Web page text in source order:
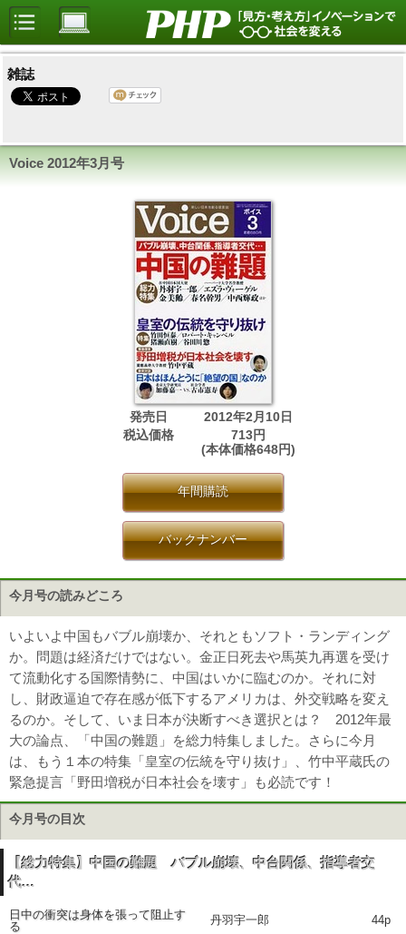
雑誌
Voice 2012年3月号
発売日
2012年2月10日
税込価格
713円
(本体価格648円)
年間購読
バックナンバー
今月号の読みどころ
いよいよ中国もバブル崩壊か、それともソフト・ランディング
か。問題は経済だけではない。金正日死去や馬英九再選を受け
て流動化する国際情勢に、中国はいかに臨むのか。それに対
し、財政逼迫で存在感が低下するアメリカは、外交戦略を変え
るのか。そして、いま日本が決断すべき選択とは？ 2012年最
大の論点、「中国の難題」を総力特集しました。さらに今月
は、もう１本の特集「皇室の伝統を守り抜け」、竹中平蔵氏の
緊急提言「野田増税が日本社会を壊す」も必読です！
今月号の目次
【総力特集】中国の難題 バブル崩壊、中台関係、指導者交
代…
日中の衝突は身体を張って阻止す
る
丹羽宇一郎 44p